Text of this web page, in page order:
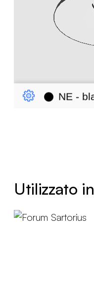
Utilizzato in